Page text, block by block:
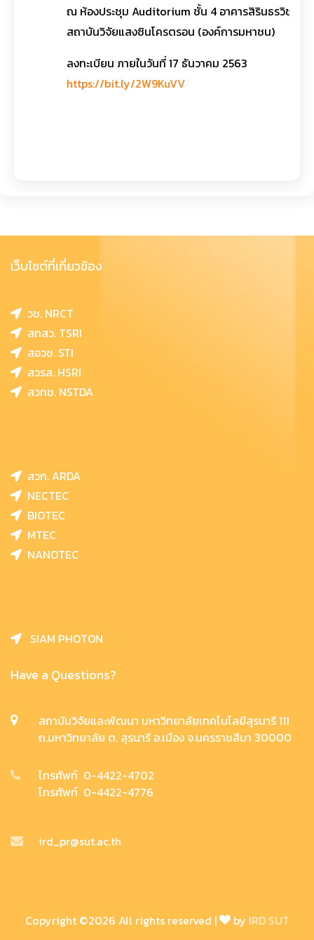
ณ ห้องประชุม Auditorium ชั้น 4 อาคารสิรินธรวิชโช
สถาบันวิจัยแสงซินโครตรอน (องค์การมหาชน)
ลงทะเบียน ภายในวันที่ 17 ธันวาคม 2563
https://bit.ly/2W9KuVV
เว็บไซต์ที่เกี่ยวข้อง
วช. NRCT
สทสว. TSRI
สอวช. STI
สวรส. HSRI
สวทช. NSTDA
สวก. ARDA
NECTEC
BIOTEC
MTEC
NANOTEC
SIAM PHOTON
Have a Questions?
สถาบันวิจัยและพัฒนา มหาวิทยาลัยเทคโนโลยีสุรนารี 111
ถ.มหาวิทยาลัย ต. สุรนารี อ.เมือง จ.นครราชสีมา 30000
โทรศัพท์ 0-4422-4702
โทรศัพท์ 0-4422-4776
ird_pr@sut.ac.th
Copyright ©2026 All rights reserved | by IRD SUT